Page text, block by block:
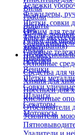
Тележки
Флаундеры,
Щетки, совки
Отжим для
Ручки для
Мопы
Швабры
Вилы
Грабли
Лопаты
Метлы,
Садовые
Черенки
Веники
Щетки
Совки уличные
Шланги
Секаторы
Мотокосы
Еще
Тара и
замачивания)
Основные
Средства для
Химия для
Преспреи для
Кислотные
Отбеливатели
Усилители
Удалители и